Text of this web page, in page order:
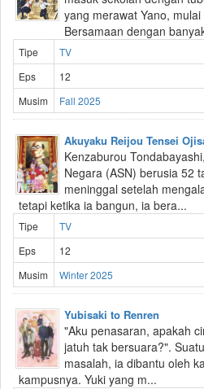
yang merawat Yano,
Bersamaan dengan
Tipe
TV
Eps
12
Musim
Fall 2025
Akuyaku Reijou Tensei
Kenzaburou
Negara (ASN) berusia 52
meninggal setelah
tetapi ketika ia bangun, ia bera...
Tipe
TV
Eps
12
Musim
Winter 2025
Yubisaki to Renren
"Aku penasaran, apakah
jatuh tak bersuara?".
masalah, ia dibantu oleh
kampusnya. Yuki yang m...